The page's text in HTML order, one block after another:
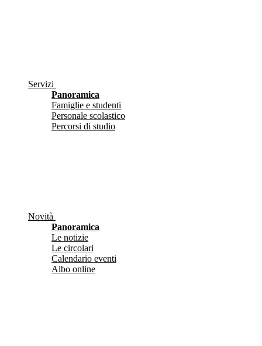
Servizi
Panoramica
Famiglie e studenti
Personale scolastico
Percorsi di studio
Novità
Panoramica
Le notizie
Le circolari
Calendario eventi
Albo online